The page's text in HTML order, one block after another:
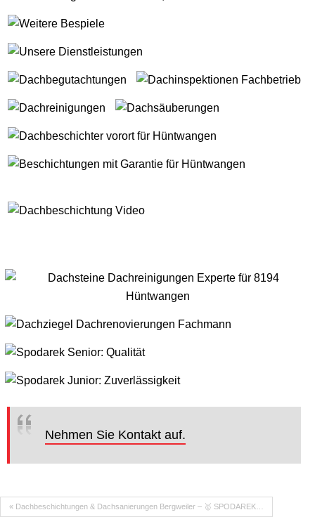
Nehmen Sie Kontakt auf.
« Dachbeschichtungen & Dachsanierungen Bergweiler – 🥇 SPODAREK…